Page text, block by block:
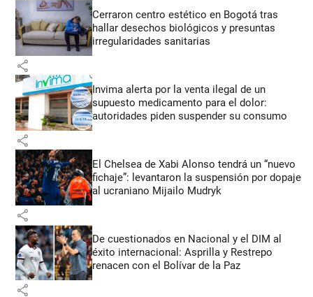
Cerraron centro estético en Bogotá tras
hallar desechos biológicos y presuntas
irregularidades sanitarias
share
Invima alerta por la venta ilegal de un
supuesto medicamento para el dolor:
autoridades piden suspender su consumo
share
El Chelsea de Xabi Alonso tendrá un “nuevo
fichaje”: levantaron la suspensión por dopaje
al ucraniano Mijailo Mudryk
share
De cuestionados en Nacional y el DIM al
éxito internacional: Asprilla y Restrepo
renacen con el Bolívar de la Paz
share